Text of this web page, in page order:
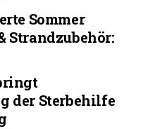
Sommer
Strandzubehör:
der Sterbehilfe